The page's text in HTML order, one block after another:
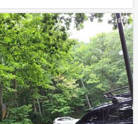
2日前